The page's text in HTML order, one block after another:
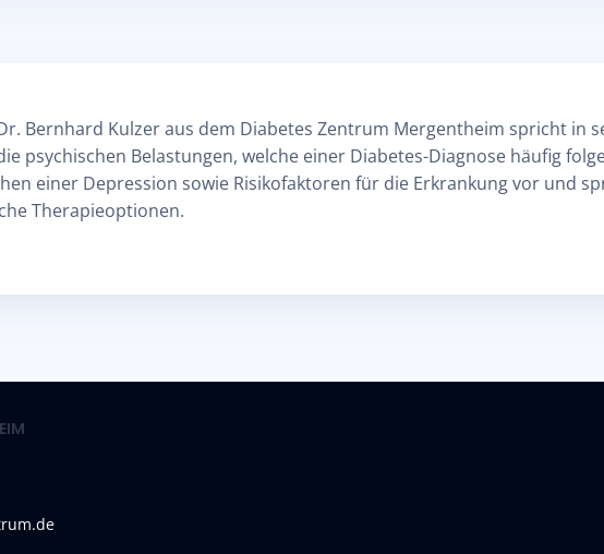
Bernhard Kulzer aus dem Diabetes Zentrum Mergentheim spricht in
psychischen Belastungen, welche einer Diabetes-Diagnose häufig
einer Depression sowie Risikofaktoren für die Erkrankung vor und
Therapieoptionen.